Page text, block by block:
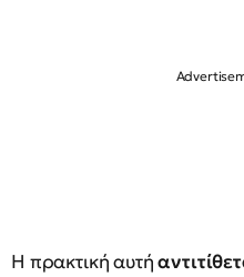
Η πρακτική αυτή